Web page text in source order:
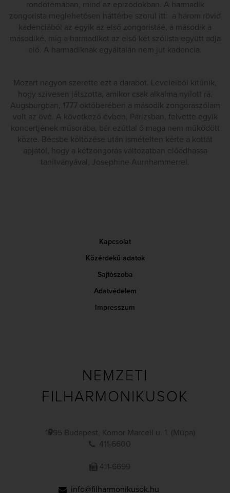
rondótémában, mind az epizódokban. A harmadik
zongorista meglehetősen háttérbe szorul itt: a három rövid
kadenciából az egyik az első zongoristáé, a második a
másodiké, míg a harmadikat az első két szólista együtt adja
elő. A harmadiknak egyáltalán nem jut kadencia.
Mozart nagyon szerette ezt a darabot. Leveleiből kitűnik,
hogy szívesen játszotta, amikor csak alkalma nyílott rá.
Augsburgban, 1777 októberében a második zongoraszólam
volt az övé. A következő évben, Párizsban, felvette egyik
koncertjének műsorába, bár ezúttal ő maga nem működött
közre. Bécsbe költözése után ismételten kérte a kottát
apjától, hogy a kétzongorás változatban előadhassa
tanítványával, Josephine Aurnhammerrel.
Kapcsolat
Közérdekű adatok
Sajtószoba
Adatvédelem
Impresszum
NEMZETI
FILHARMONIKUSOK
1095 Budapest, Komor Marcell u. 1. (Müpa)
411-6600
411-6699
info@filharmonikusok.hu